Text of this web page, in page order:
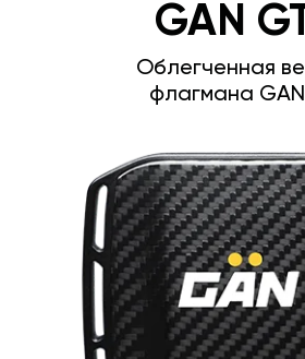
GAN
Облегченная
флагмана GAN